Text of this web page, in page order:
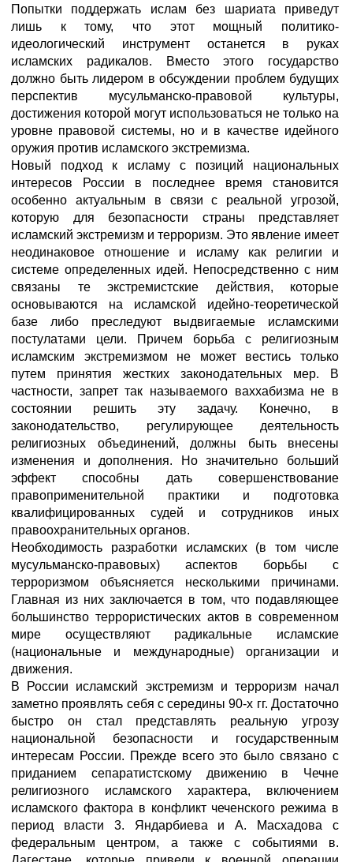
Попытки поддержать ислам без шариата приведут
лишь к тому, что этот мощный политико-
идеологический инструмент останется в руках
исламских радикалов. Вместо этого государство
должно быть лидером в обсуждении проблем будущих
перспектив мусульманско-правовой культуры,
достижения которой могут использоваться не только на
уровне правовой системы, но и в качестве идейного
оружия против исламского экстремизма.
Новый подход к исламу с позиций национальных
интересов России в последнее время становится
особенно актуальным в связи с реальной угрозой,
которую для безопасности страны представляет
исламский экстремизм и терроризм. Это явление имеет
неодинаковое отношение и исламу как религии и
системе определенных идей. Непосредственно с ним
связаны те экстремистские действия, которые
основываются на исламской идейно-теоретической
базе либо преследуют выдвигаемые исламскими
постулатами цели. Причем борьба с религиозным
исламским экстремизмом не может вестись только
путем принятия жестких законодательных мер. В
частности, запрет так называемого ваххабизма не в
состоянии решить эту задачу. Конечно, в
законодательство, регулирующее деятельность
религиозных объединений, должны быть внесены
изменения и дополнения. Но значительно больший
эффект способны дать совершенствование
правоприменительной практики и подготовка
квалифицированных судей и сотрудников иных
правоохранительных органов.
Необходимость разработки исламских (в том числе
мусульманско-правовых) аспектов борьбы с
терроризмом объясняется несколькими причинами.
Главная из них заключается в том, что подавляющее
большинство террористических актов в современном
мире осуществляют радикальные исламские
(национальные и международные) организации и
движения.
В России исламский экстремизм и терроризм начал
заметно проявлять себя с середины 90-х гг. Достаточно
быстро он стал представлять реальную угрозу
национальной безопасности и государственным
интересам России. Прежде всего это было связано с
приданием сепаратистскому движению в Чечне
религиозного исламского характера, включением
исламского фактора в конфликт чеченского режима в
период власти 3. Яндарбиева и А. Масхадова с
федеральным центром, а также с событиями в.